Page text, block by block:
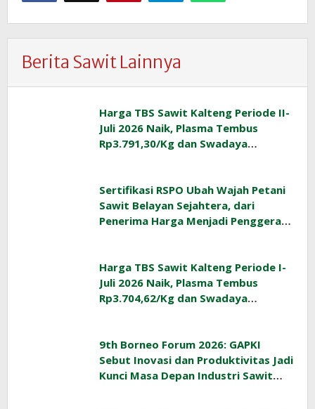
Berita Sawit Lainnya
Harga TBS Sawit Kalteng Periode II-
Juli 2026 Naik, Plasma Tembus
Rp3.791,30/Kg dan Swadaya
Sertifikasi RSPO Ubah Wajah Petani
Sawit Belayan Sejahtera, dari
Penerima Harga Menjadi Penggerak
Harga TBS Sawit Kalteng Periode I-
Juli 2026 Naik, Plasma Tembus
Rp3.704,62/Kg dan Swadaya
9th Borneo Forum 2026: GAPKI
Sebut Inovasi dan Produktivitas Jadi
Kunci Masa Depan Industri Sawit